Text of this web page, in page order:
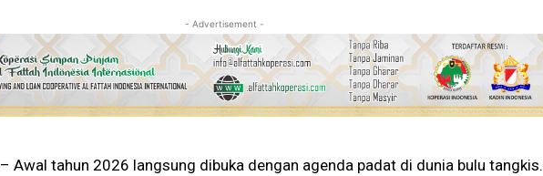
- Advertisement -
– Awal tahun 2026 langsung dibuka dengan agenda padat di dunia bulu tangkis.